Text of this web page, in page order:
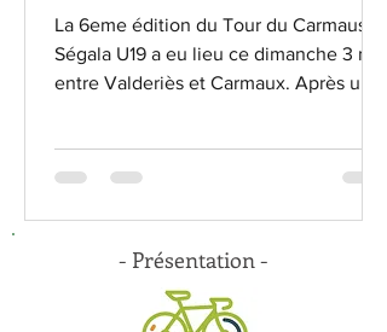
La 6eme édition du Tour du Carmausin
Ségala U19 a eu lieu ce dimanche 3 mai
entre Valderiès et Carmaux. Après une
qui s’impose au sprint. La journée a
équipes qui composait le peloton : les
12 comités régionaux, 8 équipes
étrangères ainsi que 2 équipes
françaises invitées. Le départ fut donné
- Présentation -